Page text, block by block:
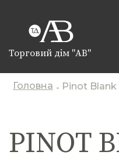
Торговий дім "АВ"
Головна - Pinot Blank
PINOT